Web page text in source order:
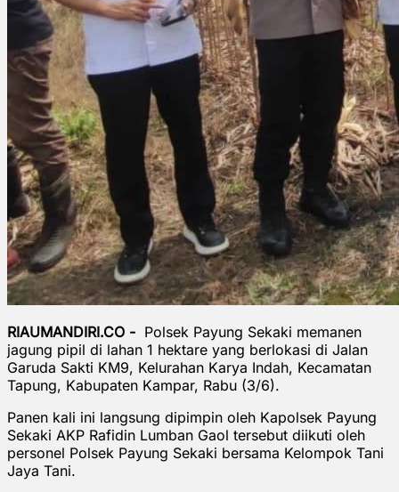
RIAUMANDIRI.CO - Polsek Payung Sekaki memanen
jagung pipil di lahan 1 hektare yang berlokasi di Jalan
Garuda Sakti KM9, Kelurahan Karya Indah, Kecamatan
Tapung, Kabupaten Kampar, Rabu (3/6).
Panen kali ini langsung dipimpin oleh Kapolsek Payung
Sekaki AKP Rafidin Lumban Gaol tersebut diikuti oleh
personel Polsek Payung Sekaki bersama Kelompok Tani
Jaya Tani.